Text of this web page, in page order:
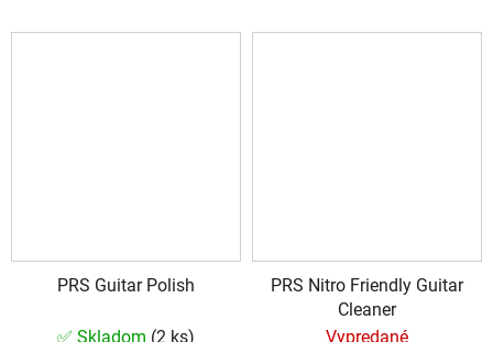
PRS Guitar Polish
✅ Skladom (2 ks)
PRS Nitro Friendly Guitar
Cleaner
Vypredané